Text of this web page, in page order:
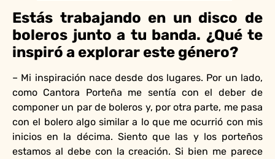
Estás trabajando en un disco de
boleros junto a tu banda. ¿Qué te
inspiró a explorar este género?
– Mi inspiración nace desde dos lugares. Por un lado,
como Cantora Porteña me sentía con el deber de
componer un par de boleros y, por otra parte, me pasa
con el bolero algo similar a lo que me ocurrió con mis
inicios en la décima. Siento que las y los porteños
estamos al debe con la creación. Si bien me parece